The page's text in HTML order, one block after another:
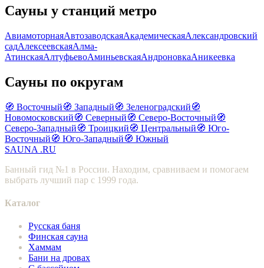
Сауны у станций метро
АвиамоторнаяАвтозаводскаяАкадемическаяАлександровский
садАлексеевскаяАлма-
АтинскаяАлтуфьевоАминьевскаяАндроновкаАникеевка
Сауны по округам
🧭 Восточный🧭 Западный🧭 Зеленоградский🧭
Новомосковский🧭 Северный🧭 Северо-Восточный🧭
Северо-Западный🧭 Троицкий🧭 Центральный🧭 Юго-
Восточный🧭 Юго-Западный🧭 Южный
SAUNA .RU
Банный гид №1 в России. Находим, сравниваем и помогаем
выбрать лучший пар с 1999 года.
Каталог
Русская баня
Финская сауна
Хаммам
Бани на дровах